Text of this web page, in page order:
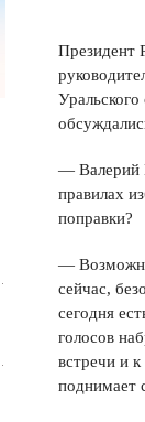
Президент
— Валерий
правилах
поправки?
—
сейчас,
сегодня
голосов
встречи и
поднимает